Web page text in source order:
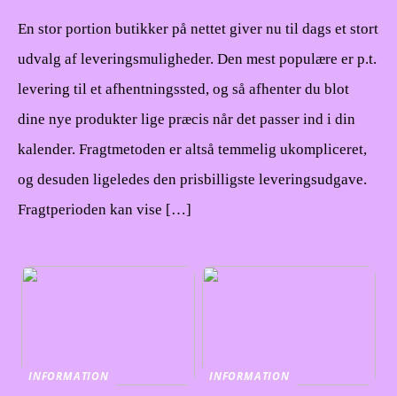
En stor portion butikker på nettet giver nu til dags et stort
udvalg af leveringsmuligheder. Den mest populære er p.t.
levering til et afhentningssted, og så afhenter du blot
dine nye produkter lige præcis når det passer ind i din
kalender. Fragtmetoden er altså temmelig ukompliceret,
og desuden ligeledes den prisbilligste leveringsudgave.
Fragtperioden kan vise […]
INFORMATION
INFORMATION